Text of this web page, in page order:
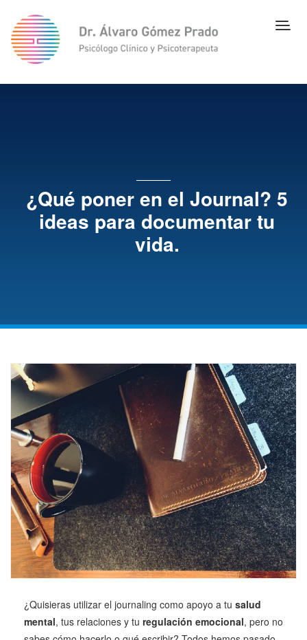
¿Qué poner en el Journal? 5
ideas para documentar tu
vida.
¿Quisieras utilizar el journaling como apoyo a tu salud
mental, tus relaciones y tu regulación emocional, pero no